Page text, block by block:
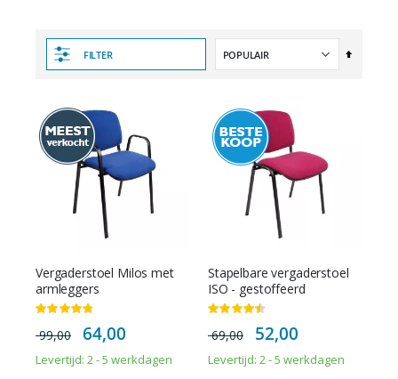
FILTER
Van
Vergaderstoel Milos met
armleggers
Waardering:
99,00
Special
Price
64,00
Levertijd: 2 - 5 werkdagen
Stapelbare vergaderstoel
ISO - gestoffeerd
Waardering:
69,00
Special
Price
52,00
Levertijd: 2 - 5 werkdagen